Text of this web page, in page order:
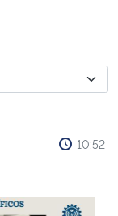
10:52